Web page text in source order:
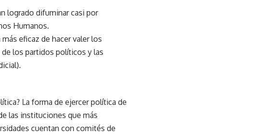
logrado difuminar casi por
Humanos.
eficaz de hacer valer los
los partidos políticos y las
La forma de ejercer política de
las instituciones que más
cuentan con comités de